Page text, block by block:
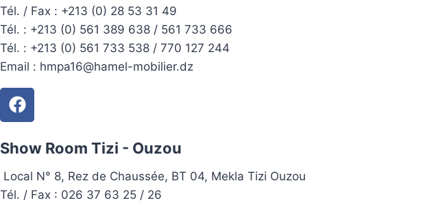
Tél. / Fax : +213 (0) 28 53 31 49
Tél. : +213 (0) 561 389 638 / 561 733 666
Tél. : +213 (0) 561 733 538 / 770 127 244
Email : hmpa16@hamel-mobilier.dz
Show Room Tizi - Ouzou
Local N° 8, Rez de Chaussée, BT 04, Mekla Tizi Ouzou
Tél. / Fax : 026 37 63 25 / 26